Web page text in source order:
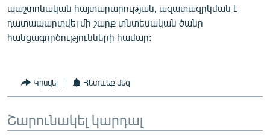
պաշտոնական հայտարարության, ազատազրկման է
դատապարտվել մի շարք տնտեսական ծանր
հանցագործությունների համար:
Կիսվել Հետևեք մեզ
Շարունակել կարդալ